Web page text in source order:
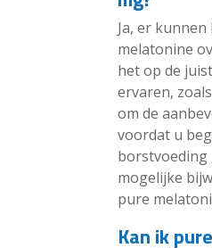
Ja, er
melatonine
het op de
ervaren,
om de
voordat u
borstvoeding
mogelijke
pure
Kan ik